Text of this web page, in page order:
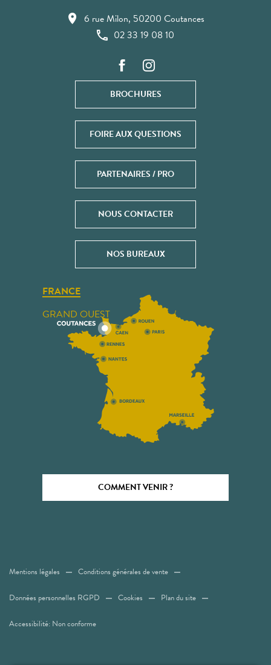
6 rue Milon, 50200 Coutances
02 33 19 08 10
BROCHURES
FOIRE AUX QUESTIONS
PARTENAIRES / PRO
NOUS CONTACTER
NOS BUREAUX
FRANCE
GRAND OUEST
COMMENT VENIR ?
Mentions légales Conditions générales de vente
Données personnelles RGPD Cookies Plan du site
Accessibilité: Non conforme